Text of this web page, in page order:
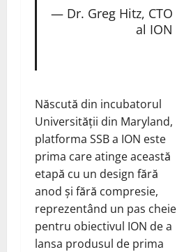
— Dr. Greg Hitz, CTO
al ION
Născută din incubatorul
Universității din Maryland,
platforma SSB a ION este
prima care atinge această
etapă cu un design fără
anod și fără compresie,
reprezentând un pas cheie
pentru obiectivul ION de a
lansa produsul de prima